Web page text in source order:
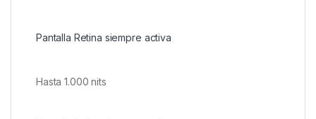
Pantalla Retina siempre activa
Hasta 1.000 nits